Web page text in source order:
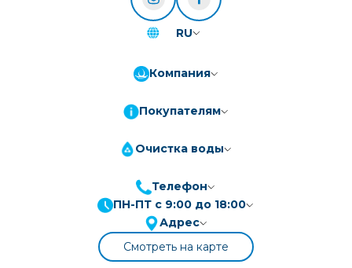
RU
Компания
Покупателям
Очистка воды
Телефон
ПН-ПТ с 9:00 до 18:00
Адрес
Смотреть на карте